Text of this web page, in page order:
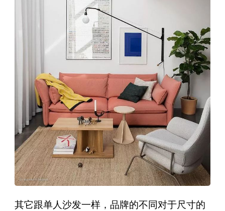
其它跟单人沙发一样，品牌的不同对于尺寸的